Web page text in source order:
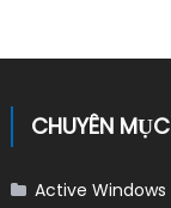
CHUYÊN MỤC
Active Windows